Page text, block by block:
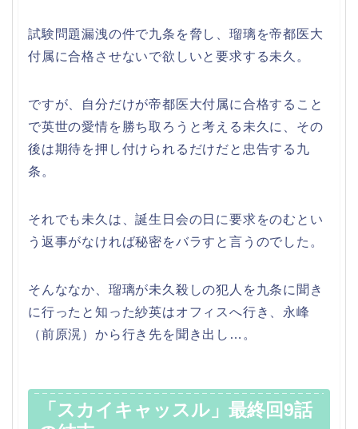
試験問題漏洩の件で九条を脅し、瑠璃を帝都医大
付属に合格させないで欲しいと要求する未久。
ですが、自分だけが帝都医大付属に合格すること
で英世の愛情を勝ち取ろうと考える未久に、その
後は期待を押し付けられるだけだと忠告する九
条。
それでも未久は、誕生日会の日に要求をのむとい
う返事がなければ秘密をバラすと言うのでした。
そんななか、瑠璃が未久殺しの犯人を九条に聞き
に行ったと知った紗英はオフィスへ行き、永峰
（前原滉）から行き先を聞き出し…。
「スカイキャッスル」最終回9話